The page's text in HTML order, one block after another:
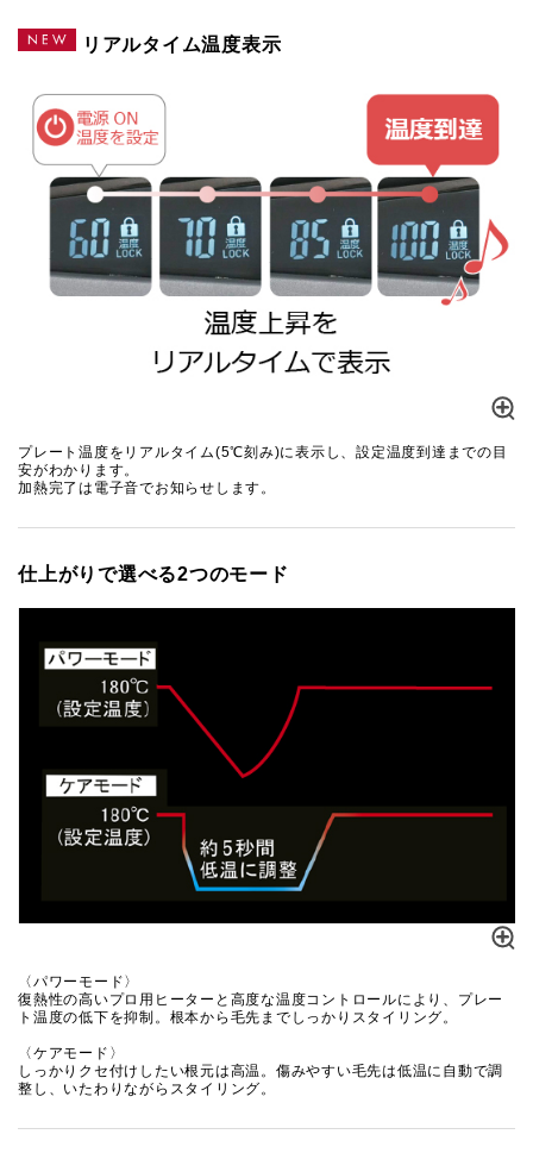
リアルタイム温度表示
プレート温度をリアルタイム(5℃刻み)に表示し、設定温度到達までの目
安がわかります。
加熱完了は電子音でお知らせします。
仕上がりで選べる2つのモード
〈パワーモード〉
復熱性の高いプロ用ヒーターと高度な温度コントロールにより、プレー
ト温度の低下を抑制。根本から毛先までしっかりスタイリング。
〈ケアモード〉
しっかりクセ付けしたい根元は高温。傷みやすい毛先は低温に自動で調
整し、いたわりながらスタイリング。